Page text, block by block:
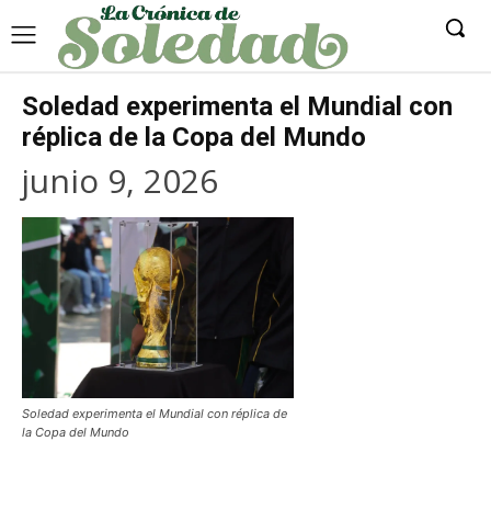
Soledad experimenta el Mundial con
réplica de la Copa del Mundo
junio 9, 2026
Soledad experimenta el Mundial con réplica de
la Copa del Mundo